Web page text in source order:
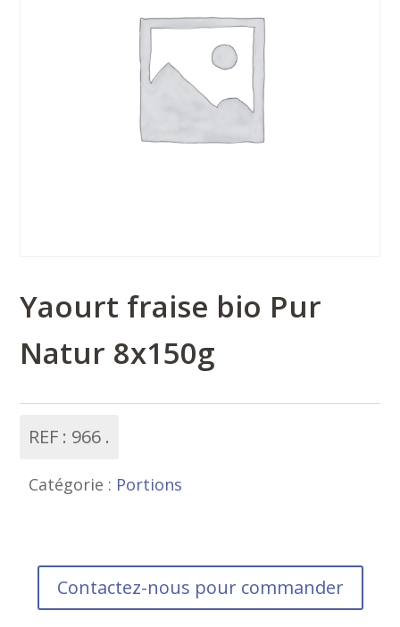
Yaourt fraise bio Pur
Natur 8x150g
REF : 966
Catégorie : Portions
Contactez-nous pour commander